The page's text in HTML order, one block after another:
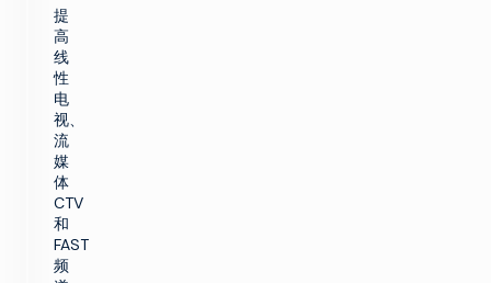
提
高
线
性
电
视、
流
媒
体
CTV
和
FAST
频